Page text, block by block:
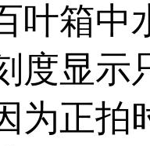
叶箱
度显示
为正拍